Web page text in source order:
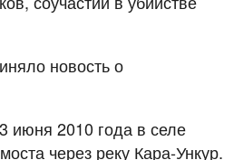
новость о
июня 2010 года в селе
через реку Кара-Ункур.